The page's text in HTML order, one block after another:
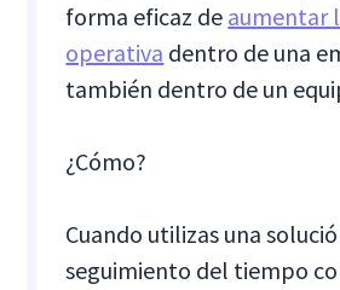
forma eficaz de aumentar
operativa dentro de una
también dentro de un
¿Cómo?
Cuando utilizas una
seguimiento del tiempo